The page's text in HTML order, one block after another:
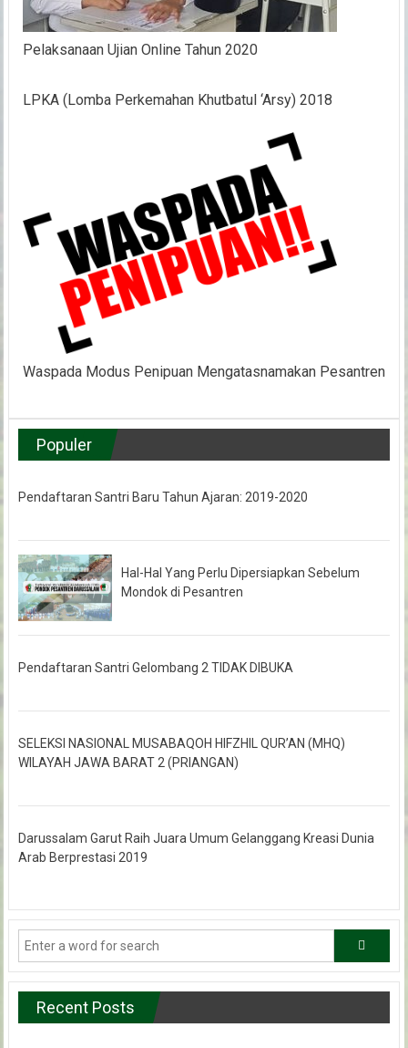
Pelaksanaan Ujian Online Tahun 2020
LPKA (Lomba Perkemahan Khutbatul ‘Arsy) 2018
Waspada Modus Penipuan Mengatasnamakan Pesantren
Populer
Pendaftaran Santri Baru Tahun Ajaran: 2019-2020
Hal-Hal Yang Perlu Dipersiapkan Sebelum
Mondok di Pesantren
Pendaftaran Santri Gelombang 2 TIDAK DIBUKA
SELEKSI NASIONAL MUSABAQOH HIFZHIL QUR’AN (MHQ)
WILAYAH JAWA BARAT 2 (PRIANGAN)
Darussalam Garut Raih Juara Umum Gelanggang Kreasi Dunia
Arab Berprestasi 2019
Recent Posts